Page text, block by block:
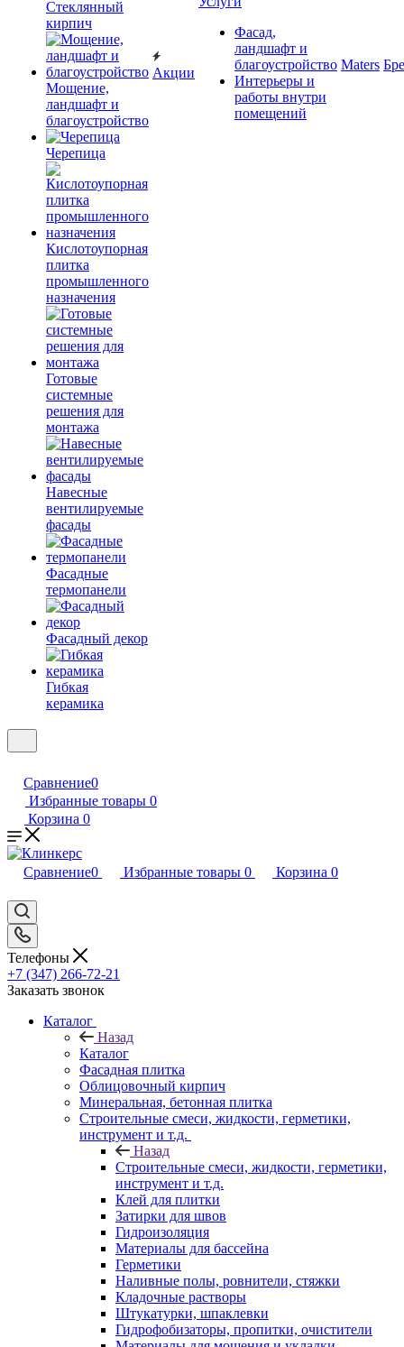
Cтеклянный
кирпич
Мощение,
ландшафт и
благоустройство
Черепица
Кислотоупорная
плитка
промышленного
назначения
Готовые
системные
решения для
монтажа
Навесные
вентилируемые
фасады
Фасадные
термопанели
Фасадный декор
Гибкая
керамика
Акции
Фасад,
ландшафт и
благоустройство
Интерьеры и
работы внутри
помещений
Maters
Сравнение0
Избранные товары 0
Корзина 0
Сравнение0 Избранные товары 0 Корзина 0
Телефоны
+7 (347) 266-72-21
Заказать звонок
Каталог
Назад
Каталог
Фасадная плитка
Облицовочный кирпич
Минеральная, бетонная плитка
Строительные смеси, жидкости, герметики,
инструмент и т.д.
Назад
Строительные смеси, жидкости, герметики,
инструмент и т.д.
Клей для плитки
Затирки для швов
Гидроизоляция
Материалы для бассейна
Герметики
Наливные полы, ровнители, стяжки
Кладочные растворы
Штукатурки, шпаклевки
Гидрофобизаторы, пропитки, очистители